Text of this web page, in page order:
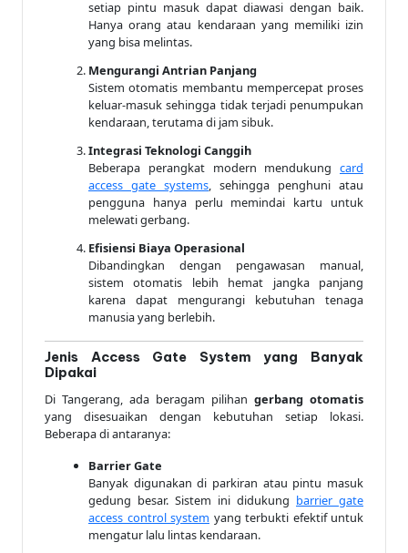
setiap pintu masuk dapat diawasi dengan baik.
Hanya orang atau kendaraan yang memiliki izin
yang bisa melintas.
Mengurangi Antrian Panjang
Sistem otomatis membantu mempercepat proses
keluar-masuk sehingga tidak terjadi penumpukan
kendaraan, terutama di jam sibuk.
Integrasi Teknologi Canggih
Beberapa perangkat modern mendukung card
access gate systems, sehingga penghuni atau
pengguna hanya perlu memindai kartu untuk
melewati gerbang.
Efisiensi Biaya Operasional
Dibandingkan dengan pengawasan manual,
sistem otomatis lebih hemat jangka panjang
karena dapat mengurangi kebutuhan tenaga
manusia yang berlebih.
Jenis Access Gate System yang Banyak
Dipakai
Di Tangerang, ada beragam pilihan gerbang otomatis
yang disesuaikan dengan kebutuhan setiap lokasi.
Beberapa di antaranya:
Barrier Gate
Banyak digunakan di parkiran atau pintu masuk
gedung besar. Sistem ini didukung barrier gate
access control system yang terbukti efektif untuk
mengatur lalu lintas kendaraan.